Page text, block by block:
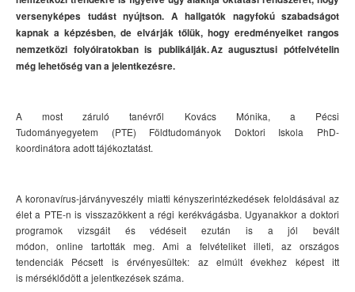
versenyképes tudást nyújtson. A hallgatók nagyfokú szabadságot
kapnak a képzésben,de elvárják tőlük, hogy eredményeiket rangos
nemzetközi folyóiratokban is publikálják.Az augusztusipótfelvételin
méglehetőségvana jelentkezésre.
A most záruló tanévről Kovács Mónika, a Pécsi
Tudományegyetem (PTE) Földtudományok Doktori Iskola PhD-
koordinátora adott tájékoztatást.
A koronavírus-járványveszély miatti kényszerintézkedések feloldásávalaz
élet a PTE-n is visszazökkent a régi kerékvágásba. Ugyanakkor a doktori
programok vizsgáités védéseit
ezután is a jól bevált
módon, online tartották meg. Ami a felvételiket illeti, az országos
tendenciák Pécsett is érvényesültek: az elmúlt évekhez képest itt
ismérséklődötta jelentkezések száma.